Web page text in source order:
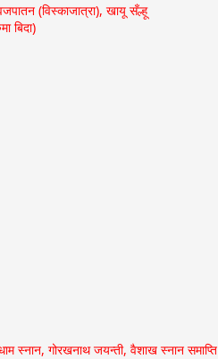
(विस्काजात्रा), खायू सँल्हू
बिदा)
स्नान, गोरखनाथ जयन्ती, वैशाख स्नान समाप्ति